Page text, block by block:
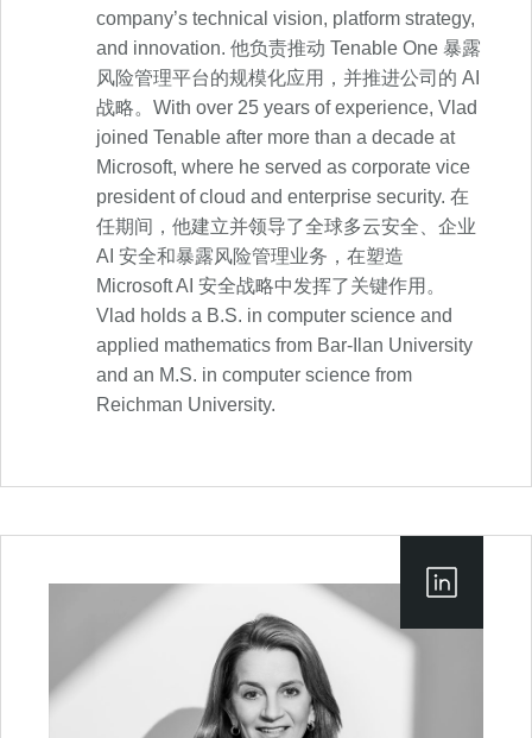
company’s technical vision, platform strategy,
and innovation. 他负责推动 Tenable One 暴露
风险管理平台的规模化应用，并推进公司的 AI
战略。With over 25 years of experience, Vlad
joined Tenable after more than a decade at
Microsoft, where he served as corporate vice
president of cloud and enterprise security. 在
任期间，他建立并领导了全球多云安全、企业
AI 安全和暴露风险管理业务，在塑造
Microsoft AI 安全战略中发挥了关键作用。
Vlad holds a B.S. in computer science and
applied mathematics from Bar-Ilan University
and an M.S. in computer science from
Reichman University.